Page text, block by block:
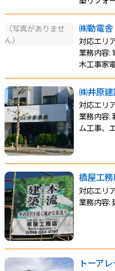
（写真がありませ
ん）
㈱動電舎
対応エリ
業務内容:
木工事家
㈱井原
対応エリ
業務内容:
ム工事、
橋屋工
対応エリ
業務内容:
トーア